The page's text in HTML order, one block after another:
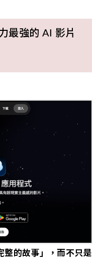
最強的 AI 影片
整的故事」，而不只是